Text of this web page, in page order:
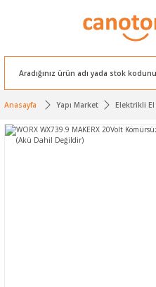
Anasayfa Yapı Market Elektrikli